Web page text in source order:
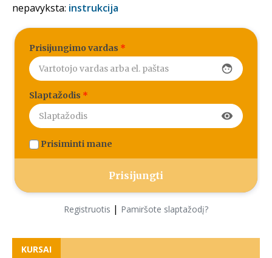
nepavyksta: instrukcija
Prisijungimo vardas *
face
Slaptažodis *
visibility
Prisiminti mane
Registruotis | Pamiršote slaptažodį?
KURSAI